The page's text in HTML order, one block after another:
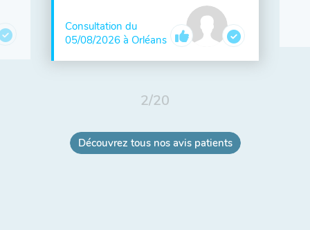
Consultation du
05/08/2026 à Orléans
2/20
Découvrez tous nos avis patients